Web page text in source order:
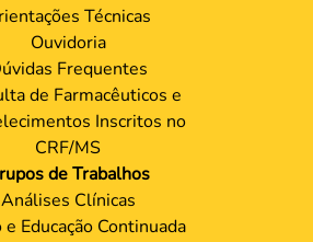
Técnicas
Ouvidoria
Frequentes
de Farmacêuticos e
Inscritos no
CRF/MS
de Trabalhos
Análises Clínicas
e Educação Continuada